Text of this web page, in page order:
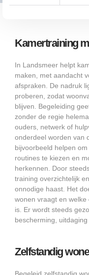
Kamertraining
In Landsmeer helpt
maken, met aandacht
afspraken. De nadruk
proberen, zodat
blijven. Begeleiding
zonder de regie
ouders, netwerk of
onderdeel worden van
bijvoorbeeld helpen
routines te kiezen en
herkennen. Door
training overzichtelijk
onnodige haast. Het
wonen vraagt en
is. Er wordt steeds
bescherming,
Zelfstandig